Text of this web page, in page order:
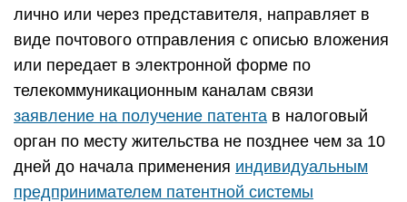
лично или через представителя, направляет в
виде почтового отправления с описью вложения
или передает в электронной форме по
телекоммуникационным каналам связи
заявление на получение патента в налоговый
орган по месту жительства не позднее чем за 10
дней до начала применения индивидуальным
предпринимателем патентной системы